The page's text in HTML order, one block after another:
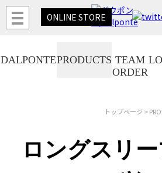
ONLINE STORE
DALPONTEPRODUCTS TEAM
ORDER
トップページ >
ロングスリ